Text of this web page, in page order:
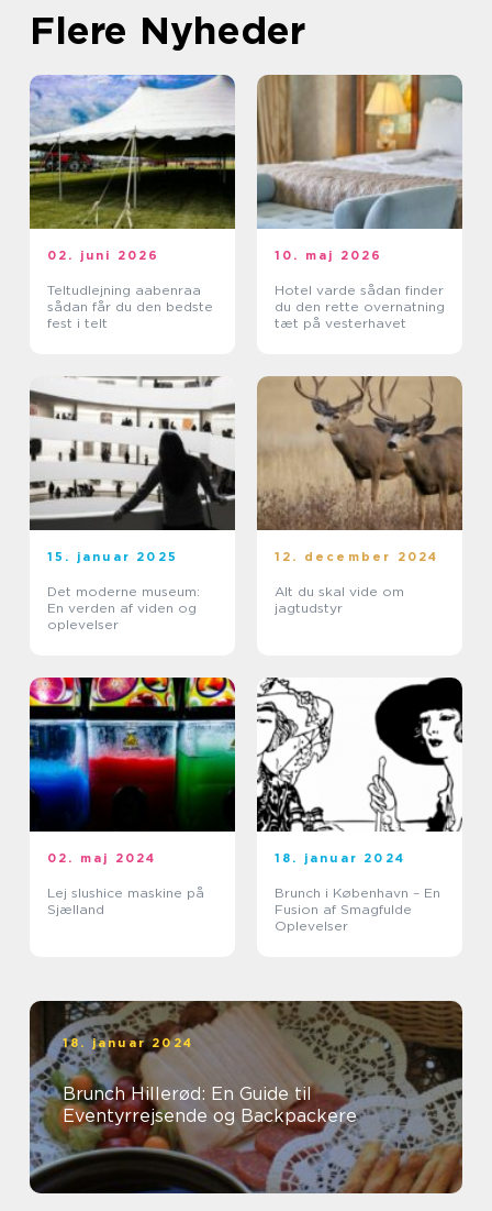
Flere Nyheder
02. juni 2026
Teltudlejning aabenraa
sådan får du den bedste
fest i telt
10. maj 2026
Hotel varde sådan finder
du den rette overnatning
tæt på vesterhavet
15. januar 2025
Det moderne museum:
En verden af viden og
oplevelser
12. december 2024
Alt du skal vide om
jagtudstyr
02. maj 2024
Lej slushice maskine på
Sjælland
18. januar 2024
Brunch i København – En
Fusion af Smagfulde
Oplevelser
18. januar 2024
Brunch Hillerød: En Guide til
Eventyrrejsende og Backpackere